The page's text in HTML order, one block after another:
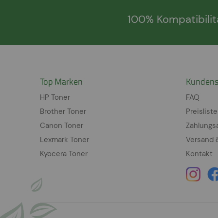
100%
Top Marken
HP Toner
Brother Toner
Canon Toner
Lexmark Toner
Kyocera Toner
FAQ
Versand
Kontakt